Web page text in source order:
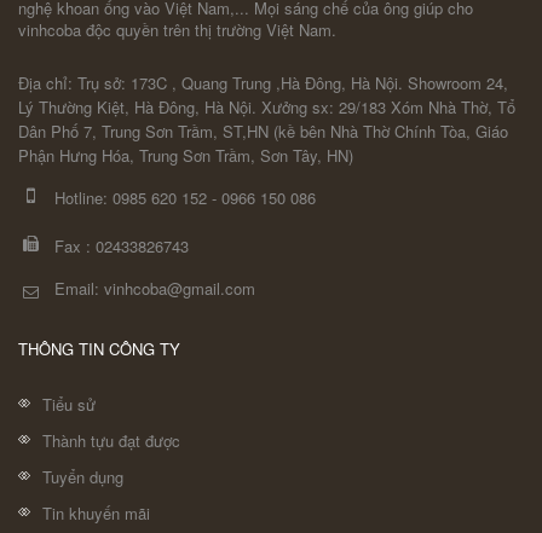
nghệ khoan ống vào Việt Nam,... Mọi sáng chế của ông giúp cho
vinhcoba độc quyền trên thị trường Việt Nam.
Địa chỉ: Trụ sở: 173C , Quang Trung ,Hà Đông, Hà Nội. Showroom 24,
Lý Thường Kiệt, Hà Đông, Hà Nội. Xưởng sx: 29/183 Xóm Nhà Thờ, Tổ
Dân Phố 7, Trung Sơn Trầm, ST,HN (kề bên Nhà Thờ Chính Tòa, Giáo
Phận Hưng Hóa, Trung Sơn Trầm, Sơn Tây, HN)
Hotline: 0985 620 152 - 0966 150 086
Fax : 02433826743
Email: vinhcoba@gmail.com
THÔNG TIN CÔNG TY
Tiểu sử
Thành tựu đạt được
Tuyển dụng
Tin khuyến mãi